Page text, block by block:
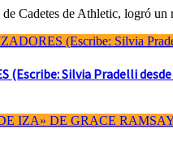
Cadetes de Athletic, logró
(Escribe: Silvia Pradelli